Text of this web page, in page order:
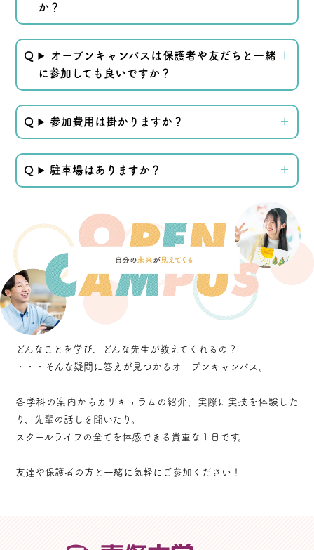
か？
オープンキャンパスは保護者や友だちと一緒
に参加しても良いですか？
参加費用は掛かりますか？
駐車場はありますか？
どんなことを学び、どんな先生が教えてくれるの？
・・・そんな疑問に答えが見つかるオープンキャンパス。
各学科の案内からカリキュラムの紹介、実際に実技を体験した
り、先輩の話しを聞いたり。
スクールライフの全てを体感できる貴重な１日です。
友達や保護者の方と一緒に気軽にご参加ください！